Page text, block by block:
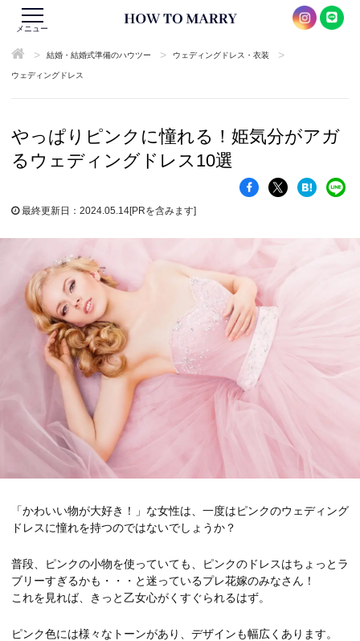
メニュー
> 結婚・結婚式準備のハウツー > ウェディングドレス・衣装 >
ウェディングドレス
やっぱりピンクに憧れる！姫気分がアガ
るウェディングドレス10選
最終更新日：2024.05.14[PRを含みます]
「かわいい物が大好き！」な女性は、一度はピンクのウェディング
ドレスに憧れを持つのではないでしょうか？
普段、ピンクの小物を使っていても、ピンクのドレスはちょっとラ
ブリーすぎるかも・・・と迷っているプレ花嫁のみなさん！
これを見れば、きっと乙女心がくすぐられるはず。
ピンク色には様々なトーンがあり、デザインも幅広くあります。